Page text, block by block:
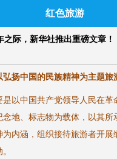
红色旅游
际，新华社推出重磅文章！
扬中国的民族精神为主题旅
是以中国共产党领导人民在革
念地、标志物为载体，以其所
为内涵，组织接待旅游者开展